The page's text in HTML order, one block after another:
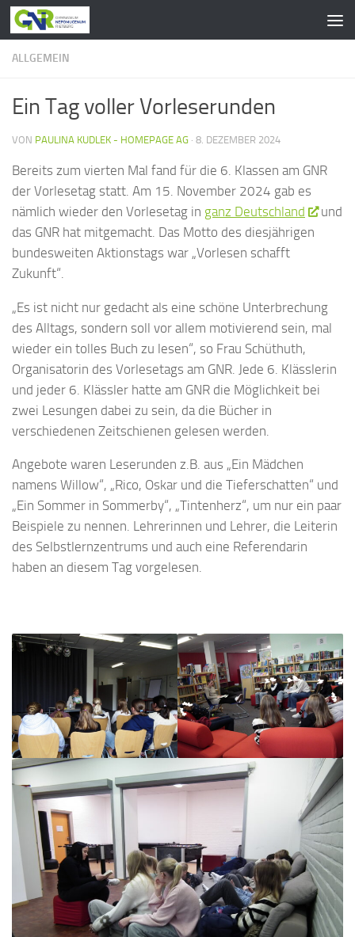
Zum Inhalt springen
ALLGEMEIN
Ein Tag voller Vorleserunden
VON PAULINA KUDLEK - HOMEPAGE AG · 8. DEZEMBER 2024
Bereits zum vierten Mal fand für die 6. Klassen am GNR
der Vorlesetag statt. Am 15. November 2024 gab es
nämlich wieder den Vorlesetag in ganz Deutschland
und
das GNR hat mitgemacht. Das Motto des diesjährigen
bundesweiten Aktionstags war „Vorlesen schafft
Zukunft“.
„Es ist nicht nur gedacht als eine schöne Unterbrechung
des Alltags, sondern soll vor allem motivierend sein, mal
wieder ein tolles Buch zu lesen“, so Frau Schüthuth,
Organisatorin des Vorlesetags am GNR. Jede 6. Klässlerin
und jeder 6. Klässler hatte am GNR die Möglichkeit bei
zwei Lesungen dabei zu sein, da die Bücher in
verschiedenen Zeitschienen gelesen werden.
Angebote waren Leserunden z.B. aus „Ein Mädchen
namens Willow“, „Rico, Oskar und die Tieferschatten“ und
„Ein Sommer in Sommerby“, „Tintenherz“, um nur ein paar
Beispiele zu nennen. Lehrerinnen und Lehrer, die Leiterin
des Selbstlernzentrums und auch eine Referendarin
haben an diesem Tag vorgelesen.